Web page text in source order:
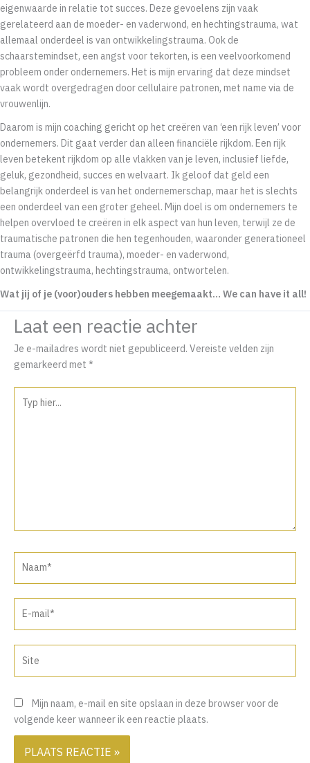
eigenwaarde in relatie tot succes. Deze gevoelens zijn vaak
gerelateerd aan de moeder- en vaderwond, en hechtingstrauma, wat
allemaal onderdeel is van ontwikkelingstrauma. Ook de
schaarstemindset, een angst voor tekorten, is een veelvoorkomend
probleem onder ondernemers. Het is mijn ervaring dat deze mindset
vaak wordt overgedragen door cellulaire patronen, met name via de
vrouwenlijn.
Daarom is mijn coaching gericht op het creëren van ‘een rijk leven’ voor
ondernemers. Dit gaat verder dan alleen financiële rijkdom. Een rijk
leven betekent rijkdom op alle vlakken van je leven, inclusief liefde,
geluk, gezondheid, succes en welvaart. Ik geloof dat geld een
belangrijk onderdeel is van het ondernemerschap, maar het is slechts
een onderdeel van een groter geheel. Mijn doel is om ondernemers te
helpen overvloed te creëren in elk aspect van hun leven, terwijl ze de
traumatische patronen die hen tegenhouden, waaronder generationeel
trauma (overgeërfd trauma), moeder- en vaderwond,
ontwikkelingstrauma, hechtingstrauma, ontwortelen.
Wat jij of je (voor)ouders hebben meegemaakt… We can have it all!
Laat een reactie achter
Je e-mailadres wordt niet gepubliceerd. Vereiste velden zijn
gemarkeerd met *
hier...
mail*
Mijn naam, e-mail en site opslaan in deze browser voor de
volgende keer wanneer ik een reactie plaats.